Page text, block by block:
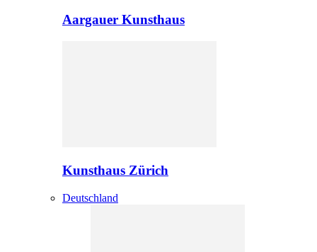
Aargauer Kunsthaus
Kunsthaus Zürich
Deutschland